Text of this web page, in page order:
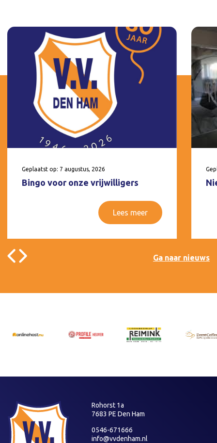
Geplaatst op: 7 augustus, 2026
Bingo voor onze vrijwilligers
Lees meer
Ga naar nieuws
Rohorst 1a
7683 PE Den Ham
0546-671666
info@vvdenham.nl